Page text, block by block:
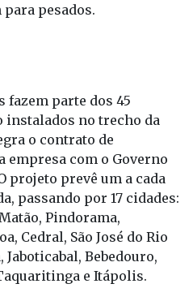
pesados.
fazem parte dos 45
instalados no trecho da
o contrato de
empresa com o Governo
projeto prevê um a cada
passando por 17 cidades:
Pindorama,
Cedral, São José do Rio
Bebedouro,
e Itápolis.